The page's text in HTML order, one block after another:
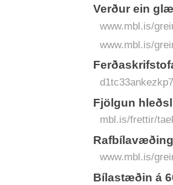
Verður ein
www.mbl.is/
www.mbl.is/
Fjölgun
mbl.is/frettir/
www.mbl.is/
Bílastæðin á